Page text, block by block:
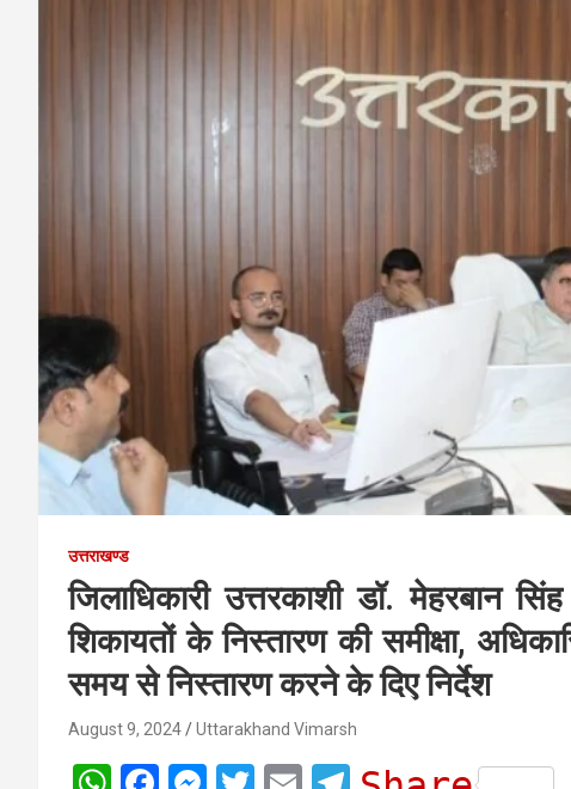
उत्तराखण्ड
जिलाधिकारी उत्तरकाशी डॉ. मेहरबान
शिकायतों के निस्तारण की समीक्षा,
समय से निस्तारण करने के दिए निर्देश
August 9, 2024 Uttarakhand Vimarsh